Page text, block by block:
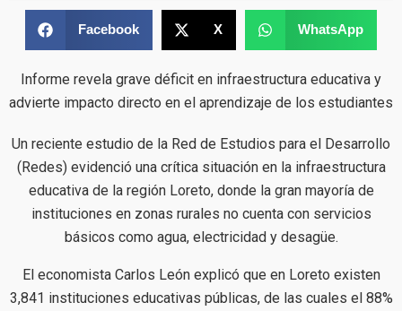
Facebook X WhatsApp
Informe revela grave déficit en infraestructura educativa y
advierte impacto directo en el aprendizaje de los estudiantes
Un reciente estudio de la Red de Estudios para el Desarrollo
(Redes) evidenció una crítica situación en la infraestructura
educativa de la región Loreto, donde la gran mayoría de
instituciones en zonas rurales no cuenta con servicios
básicos como agua, electricidad y desagüe.
El economista Carlos León explicó que en Loreto existen
3,841 instituciones educativas públicas, de las cuales el 88%